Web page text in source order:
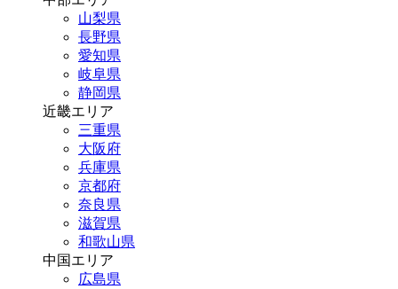
山梨県
長野県
愛知県
岐阜県
静岡県
近畿エリア
三重県
大阪府
兵庫県
京都府
奈良県
滋賀県
和歌山県
中国エリア
広島県